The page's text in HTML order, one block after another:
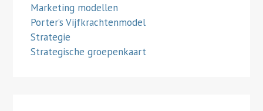
Marketing modellen
Porter’s Vijfkrachtenmodel
Strategie
Strategische groepenkaart